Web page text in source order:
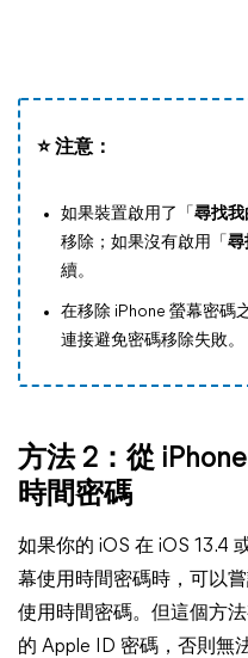
⭐️ 注意：
如果裝置啟用了「 尋找我
移除；如果沒有啟用「 尋
續。
在移除 iPhone 螢幕密碼
連接避免密碼移除失敗。
方法 2：從
時間密碼
如果你的 iOS 在 iOS 13.4
幕使用時間密碼時，可以
使用時間密碼。但這個方
的 Apple ID 密碼，否則無